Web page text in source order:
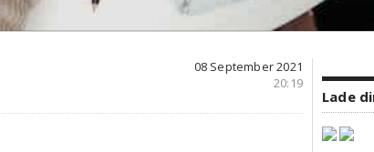
08 September 2021
20:19
Lade